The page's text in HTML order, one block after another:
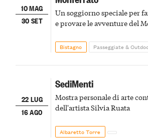
10 MAG
30 SET
Un soggiorno speciale per
e provare le avventure del
Bistagno Passeggiate &
22 LUG
16 AGO
SediMenti
Mostra personale di arte
dell'artista Silvia Ruata
Albaretto Torre